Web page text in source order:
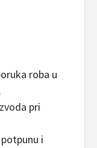
roba u
pri
i